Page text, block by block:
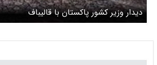
دیدار وزیر کشور پاکستان با قالیباف